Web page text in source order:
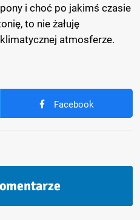
i choć po jakimś czasie
to nie żałuję
atmosferze.
Facebook